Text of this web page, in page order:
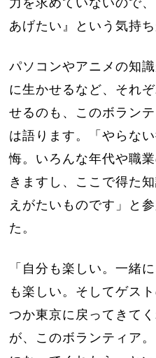
あげたい』という気持
パソコンやアニメの知
に生かせるなど、それ
せるのも、このボラン
は語ります。「やらな
悔。いろんな年代や職
きますし、ここで得た
えがたいものです」と
た。
「自分も楽しい。一緒
も楽しい。そしてゲス
つか東京に戻ってきて
が、このボランティア